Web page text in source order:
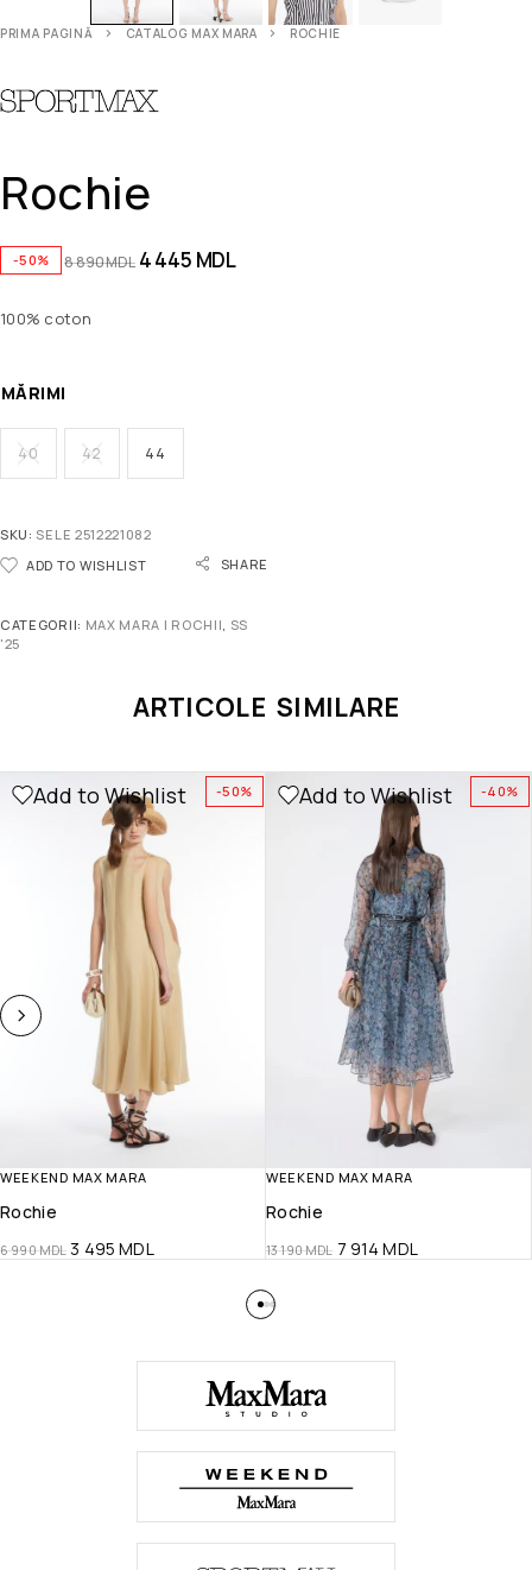
PRIMA PAGINĂ CATALOG MAX MARA ROCHIE
Rochie
-50% 8 890MDL 4 445 MDL
100% coton
MĂRIMI
40 42 44
SKU: SELE 2512221082
ADD TO WISHLIST
SHARE
CATEGORII: MAX MARA | ROCHII, SS
'25
ARTICOLE SIMILARE
-50%
Add to Wishlist
WEEKEND MAX MARA
Rochie
6 990MDL 3 495MDL
-40%
Add to Wishlist
WEEKEND MAX MARA
Rochie
13 190MDL 7 914MDL